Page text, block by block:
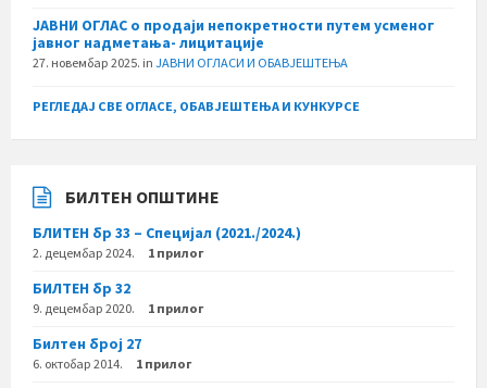
ЈАВНИ ОГЛАС о продаји непокретности путем усменог
јавног надметања- лицитације
27. новембар 2025. in ЈАВНИ ОГЛАСИ И ОБАВЈЕШТЕЊА
РЕГЛЕДАЈ СВЕ ОГЛАСЕ, ОБАВЈЕШТЕЊА И КУНКУРСЕ
БИЛТЕН ОПШТИНЕ
БЛИТЕН бр 33 – Специјал (2021./2024.)
2. децембар 2024. 1 прилог
БИЛТЕН бр 32
9. децембар 2020. 1 прилог
Билтен број 27
6. октобар 2014. 1 прилог